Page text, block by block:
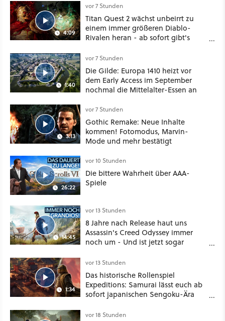
4:09
vor 7 Stunden
Titan Quest 2 wächst unbeirrt zu
einem immer größeren Diablo-
Rivalen heran - ab sofort gibt's
Klasse
1:40
vor 7 Stunden
Die Gilde: Europa 1410 heizt vor
dem Early Access im September
nochmal die Mittelalter-Essen an
3:13
vor 7 Stunden
Gothic Remake: Neue Inhalte
kommen! Fotomodus, Marvin-
Mode und mehr bestätigt
26:22
vor 10 Stunden
Die bittere Wahrheit über AAA-
Spiele
14:45
vor 13 Stunden
8 Jahre nach Release haut uns
Assassin's Creed Odyssey immer
noch um - Und ist jetzt sogar
1:34
vor 13 Stunden
Das historische Rollenspiel
Expeditions: Samurai lässt euch ab
sofort japanischen Sengoku-Ära
oder Diplomatie
vor 18 Stunden